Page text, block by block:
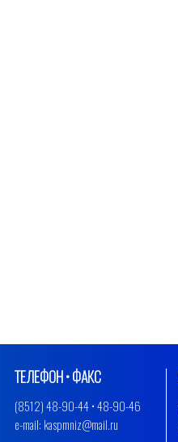
ТЕЛЕФОН • ФАКС
(8512) 48-90-44 • 48-90-46
e-mail: kaspmniz@mail.ru